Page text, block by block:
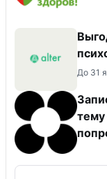
До 31
тему